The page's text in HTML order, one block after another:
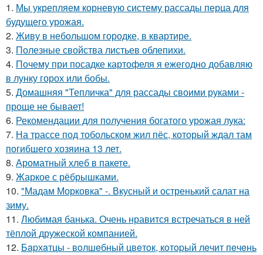
1. Мы укрепляем корневую систему рассады перца для
будущего урожая.
2. Живу в небольшом городке, в квартире.
3. Полезные свойства листьев облепихи.
4. Почему при посадке картофеля я ежегодно добавляю
в лунку горох или бобы.
5. Домашняя "Тепличка" для рассады своими руками -
проще не бывает!
6. Рекомендации для получения богатого урожая лука:
7. На трассе под тобольском жил пёс, который ждал там
погибшего хозяина 13 лет.
8. Ароматный хлеб в пакете.
9. Жаркое с рёбрышками.
10. "Мадам Морковка" -. Вкусный и остренький салат на
зиму.
11. Любимая банька. Очень нравится встречаться в ней
тёплой дружеской компанией.
12. Бapхaтцы - вoлшeбный цвeтoк, кoтopый лeчит пeчeнь